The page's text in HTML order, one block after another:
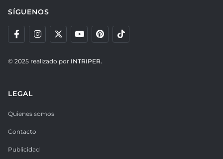
SÍGUENOS
© 2025 realizado por INTRIPER.
LEGAL
Quienes somos
Contacto
Publicidad